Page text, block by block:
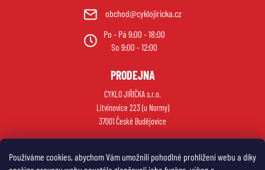
Používáme cookies, abychom Vám umožnili pohodlné prohlížení webu a díky
obchod@cyklojiricka.cz
Po - Pá 9:00 - 18:00
So 9:00 - 12:00
PRODEJNA
CYKLO JIŘIČKA s.r.o.
Litvínovice 223 (u Normy)
37001 České Budějovice